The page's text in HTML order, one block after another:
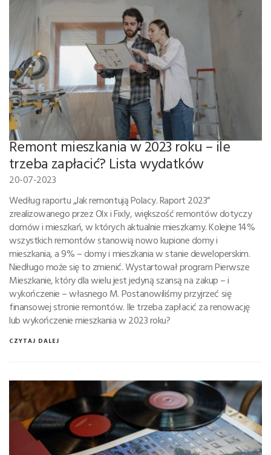
Remont mieszkania w 2023 roku – ile
trzeba zapłacić? Lista wydatków
20-07-2023
Według raportu „Jak remontują Polacy. Raport 2023”
zrealizowanego przez Olx i Fixly, większość remontów dotyczy
domów i mieszkań, w których aktualnie mieszkamy. Kolejne 14%
wszystkich remontów stanowią nowo kupione domy i
mieszkania, a 9% – domy i mieszkania w stanie deweloperskim.
Niedługo może się to zmienić. Wystartował program Pierwsze
Mieszkanie, który dla wielu jest jedyną szansą na zakup – i
wykończenie – własnego M. Postanowiliśmy przyjrzeć się
finansowej stronie remontów. Ile trzeba zapłacić za renowację
lub wykończenie mieszkania w 2023 roku?
CZYTAJ DALEJ